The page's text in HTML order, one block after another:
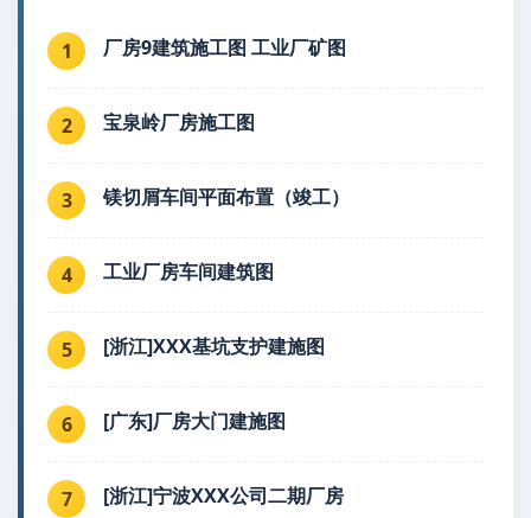
1 厂房9建筑施工图 工业厂矿图
2 宝泉岭厂房施工图
3 镁切屑车间平面布置（竣工）
4 工业厂房车间建筑图
5 [浙江]XXX基坑支护建施图
6 [广东]厂房大门建施图
7 [浙江]宁波XXX公司二期厂房